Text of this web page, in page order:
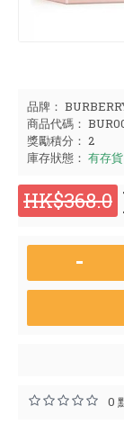
品牌：
商品代碼：
獎勵積分： 2
庫存狀態： 有存貨
HK$368.0
-
0